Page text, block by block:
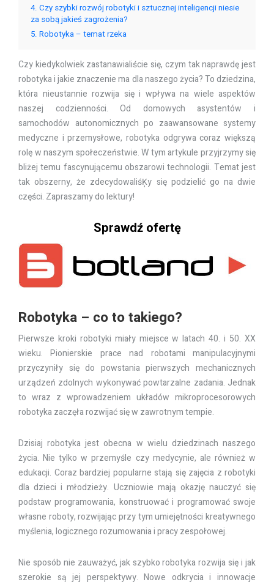
4 Czy szybki rozwój robotyki i sztucznej inteligencji niesie
za sobą jakieś zagrożenia?
5 Robotyka – temat rzeka
Czy kiedykolwiek zastanawialiście się, czym tak naprawdę jest
robotyka i jakie znaczenie ma dla naszego życia? To dziedzina,
która nieustannie rozwija się i wpływa na wiele aspektów
naszej codzienności. Od domowych asystentów i
samochodów autonomicznych po zaawansowane systemy
medyczne i przemysłowe, robotyka odgrywa coraz większą
rolę w naszym społeczeństwie. W tym artykule przyjrzymy się
bliżej temu fascynującemu obszarowi technologii. Temat jest
tak obszerny, że zdecydowaliśĶy się podzielić go na dwie
części. Zapraszamy do lektury!
Sprawdź ofertę
Robotyka – co to takiego?
Pierwsze kroki robotyki miały miejsce w latach 40. i 50. XX
wieku. Pionierskie prace nad robotami manipulacyjnymi
przyczyniły się do powstania pierwszych mechanicznych
urządzeń zdolnych wykonywać powtarzalne zadania. Jednak
to wraz z wprowadzeniem układów mikroprocesorowych
robotyka zaczęła rozwijać się w zawrotnym tempie.
Dzisiaj robotyka jest obecna w wielu dziedzinach naszego
życia. Nie tylko w przemyśle czy medycynie, ale również w
edukacji. Coraz bardziej popularne stają się zajęcia z robotyki
dla dzieci i młodzieży. Uczniowie mają okazję nauczyć się
podstaw programowania, konstruować i programować swoje
własne roboty, rozwijając przy tym umiejętności kreatywnego
myślenia, logicznego rozumowania i pracy zespołowej.
Nie sposób nie zauważyć, jak szybko robotyka rozwija się i jak
szerokie są jej perspektywy. Nowe odkrycia i innowacje